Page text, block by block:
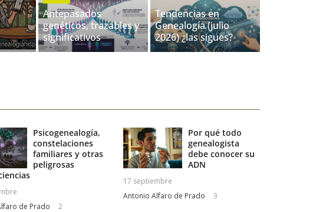
Antepasados
genéticos, trazables y
significativos
Tendencias en
Genealogía (julio
2026) ¿las sigues?
Psicogenealogía,
constelaciones
familiares y otras
peligrosas
de Prado
2
Por qué todo
genealogista
debe conocer su
ADN
17 septiembre
Antonio Alfaro de Prado
3